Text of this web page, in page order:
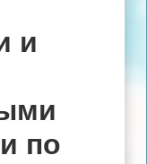
и
по